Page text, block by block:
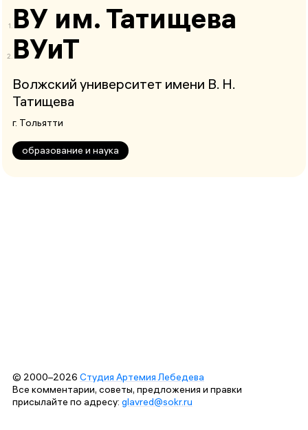
ВУ им. Та­ти­щева
ВУиТ
Волжский университет имени В. Н.
Татищева
г. Тольятти
образование и наука
© 2000–2026 Студия Артемия Лебедева
Все комментарии, советы, предложения и правки
присылайте по адресу: glavred@sokr.ru